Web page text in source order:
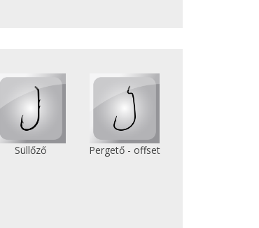
Süllőző Pergető - offset